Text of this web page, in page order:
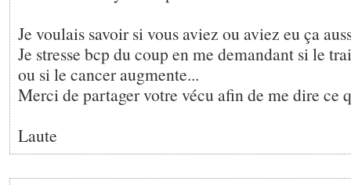
Je voulais savoir si vous aviez ou aviez eu ça
Je stresse bcp du coup en me demandant si le
ou si le cancer augmente...
Merci de partager votre vécu afin de me dire ce
Laute